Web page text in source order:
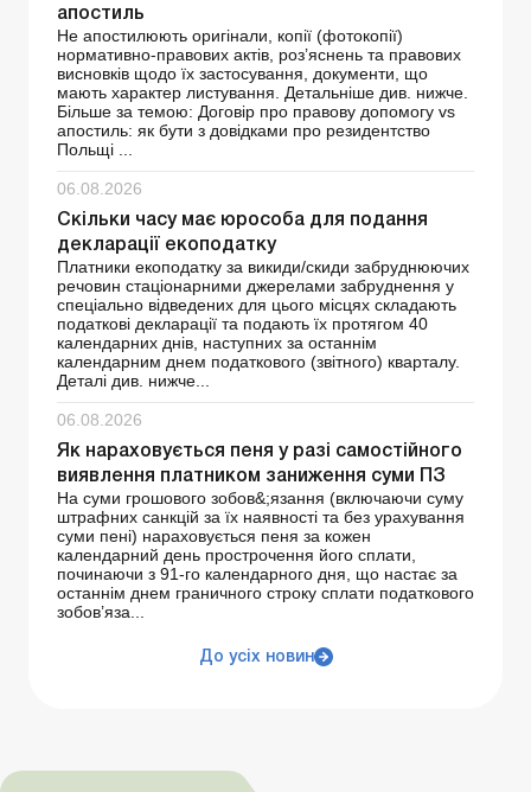
апостиль
Не апостилюють оригінали, копії (фотокопії)
нормативно-правових актів, роз’яснень та правових
висновків щодо їх застосування, документи, що
мають характер листування. Детальніше див. нижче.
Більше за темою: Договір про правову допомогу vs
апостиль: як бути з довідками про резидентство
Польщі ...
06.08.2026
Скільки часу має юрособа для подання
декларації екоподатку
Платники екоподатку за викиди/скиди забруднюючих
речовин стаціонарними джерелами забруднення у
спеціально відведених для цього місцях складають
податкові декларації та подають їх протягом 40
календарних днів, наступних за останнім
календарним днем ​​податкового (звітного) кварталу.
Деталі див. нижче...
06.08.2026
Як нараховується пеня у разі самостійного
виявлення платником заниження суми ПЗ
На суми грошового зобов&;язання (включаючи суму
штрафних санкцій за їх наявності та без урахування
суми пені) нараховується пеня за кожен
календарний день прострочення його сплати,
починаючи з 91-го календарного дня, що настає за
останнім днем граничного строку сплати податкового
зобов’яза...
До усіх новин